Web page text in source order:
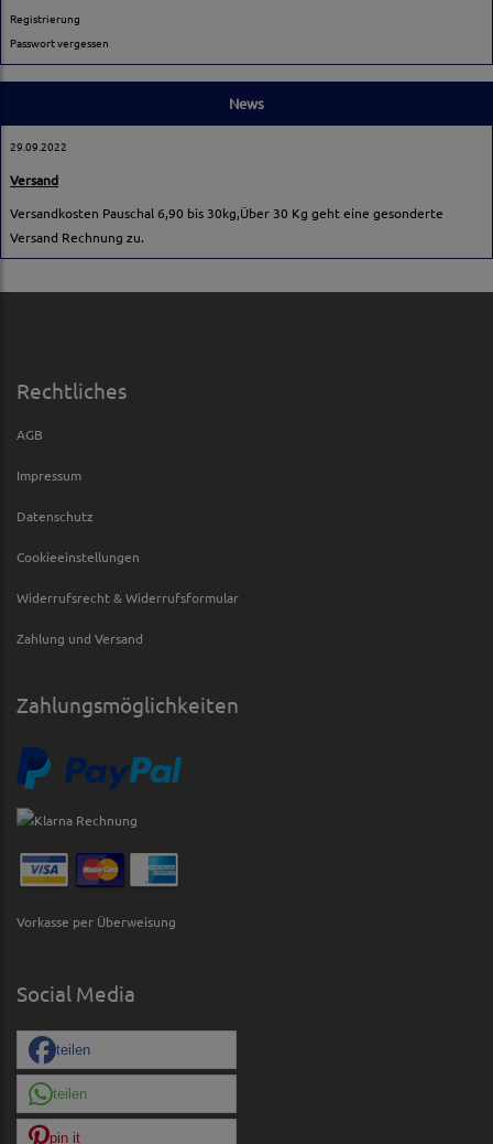
Registrierung
Passwort vergessen
News
29.09.2022
Versand
Versandkosten Pauschal 6,90 bis 30kg,Über 30 Kg geht eine gesonderte
Versand Rechnung zu.
Rechtliches
AGB
Impressum
Datenschutz
Cookieeinstellungen
Widerrufsrecht & Widerrufsformular
Zahlung und Versand
Zahlungsmöglichkeiten
Vorkasse per Überweisung
Social Media
teilen
teilen
pin it